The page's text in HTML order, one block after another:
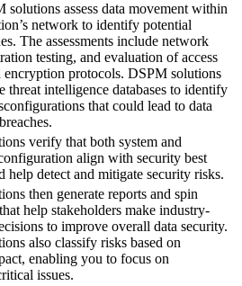
solutions assess data movement within
network to identify potential
The assessments include network
testing, and evaluation of access
encryption protocols. DSPM solutions
threat intelligence databases to identify
that could lead to data
verify that both system and
align with security best
help detect and mitigate security risks.
then generate reports and spin
help stakeholders make industry-
to improve overall data security.
also classify risks based on
enabling you to focus on
issues.